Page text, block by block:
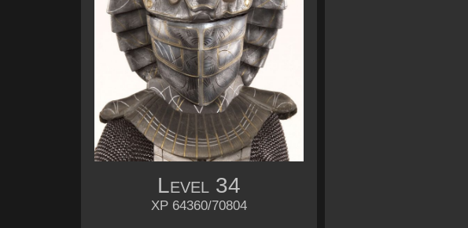
Level 34
XP 64360/70804